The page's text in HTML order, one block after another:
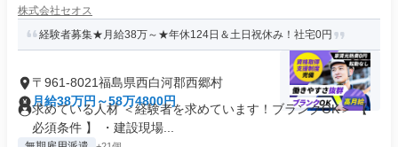
株式会社セオス
経験者募集★月給38万～★年休124日＆土日祝休み！社宅0円
〒961-8021福島県西白河郡西郷村
月給38万円～58万4800円
求めている人材 ＜経験者を求めています！ブランクOK＞ 【
必須条件 】 ・建設現場...